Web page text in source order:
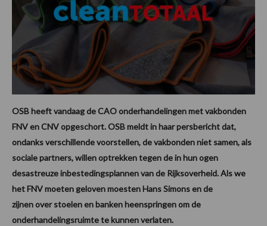
OSB heeft vandaag de CAO onderhandelingen met vakbonden
FNV en CNV opgeschort. OSB meldt in haar persbericht dat,
ondanks verschillende voorstellen, de vakbonden niet samen, als
sociale partners, willen optrekken tegen de in hun ogen
desastreuze inbestedingsplannen van de Rijksoverheid. Als we
het FNV moeten geloven moesten Hans Simons en de
zijnen over stoelen en banken heenspringen om de
onderhandelingsruimte te kunnen verlaten.